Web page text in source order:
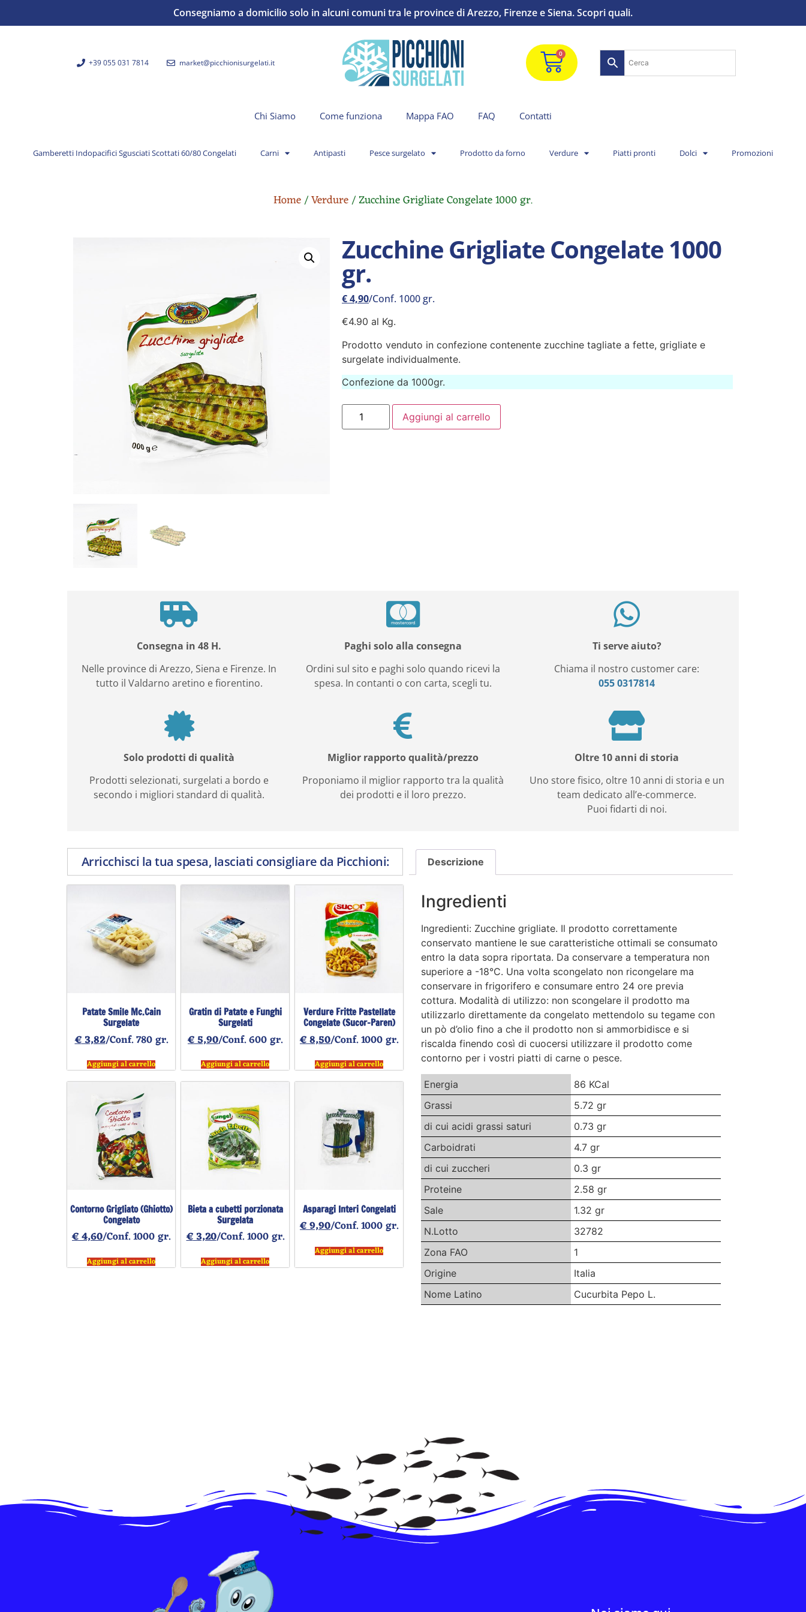
Consegniamo a domicilio solo in alcuni comuni tra le province di Arezzo, Firenze e Siena. Scopri quali.
+39 055 031 7814 market@picchionisurgelati.it
0
Chi Siamo Come funziona Mappa FAO FAQ Contatti
Gamberetti Indopacifici Sgusciati Scottati 60/80 Congelati Carni Antipasti Pesce surgelato Prodotto da forno Verdure Piatti pronti Dolci Promozioni
Home/Verdure/ Zucchine Grigliate Congelate 1000 gr.
Zucchine Grigliate Congelate 1000
gr.
€4,90/Conf. 1000 gr.
€4.90 al Kg.
Prodotto venduto in confezione contenente zucchine tagliate a fette, grigliate e
surgelate individualmente.
Confezione da 1000gr.
Aggiungi al carrello
Consegna in 48 H.
Nelle province di Arezzo, Siena e Firenze. In
tutto il Valdarno aretino e fiorentino.
Paghi solo alla consegna
Ordini sul sito e paghi solo quando ricevi la
spesa. In contanti o con carta, scegli tu.
Ti serve aiuto?
Chiama il nostro customer care:
055 0317814
Solo prodotti di qualità
Prodotti selezionati, surgelati a bordo e
secondo i migliori standard di qualità.
Miglior rapporto qualità/prezzo
Proponiamo il miglior rapporto tra la qualità
dei prodotti e il loro prezzo.
Oltre 10 anni di storia
Uno store fisico, oltre 10 anni di storia e un
team dedicato all’e-commerce.
Puoi fidarti di noi.
Arricchisci la tua spesa, lasciati consigliare da Picchioni:
Patate Smile Mc.Cain
Surgelate
€3,82/Conf. 780 gr.
Aggiungi al carrello
Gratin di Patate e Funghi
Surgelati
€5,90/Conf. 600 gr.
Aggiungi al carrello
Verdure Fritte Pastellate
Congelate (Sucor-Paren)
€8,50/Conf. 1000 gr.
Aggiungi al carrello
Contorno Grigliato (Ghiotto)
Congelato
€4,60/Conf. 1000 gr.
Aggiungi al carrello
Bieta a cubetti porzionata
Surgelata
€3,20/Conf. 1000 gr.
Aggiungi al carrello
Asparagi Interi Congelati
€9,90/Conf. 1000 gr.
Aggiungi al carrello
Descrizione
Ingredienti
Ingredienti: Zucchine grigliate. Il prodotto correttamente
conservato mantiene le sue caratteristiche ottimali se consumato
entro la data sopra riportata. Da conservare a temperatura non
superiore a -18°C. Una volta scongelato non ricongelare ma
conservare in frigorifero e consumare entro 24 ore previa
cottura. Modalità di utilizzo: non scongelare il prodotto ma
utilizzarlo direttamente da congelato mettendolo su tegame con
un pò d’olio fino a che il prodotto non si ammorbidisce e si
riscalda finendo così di cuocersi utilizzare il prodotto come
contorno per i vostri piatti di carne o pesce.
Energia
86 KCal
Grassi
5.72 gr
di cui acidi grassi saturi
0.73 gr
Carboidrati
4.7 gr
di cui zuccheri
0.3 gr
Proteine
2.58 gr
Sale
1.32 gr
N.Lotto
32782
Zona FAO
1
Origine
Italia
Nome Latino
Cucurbita Pepo L.